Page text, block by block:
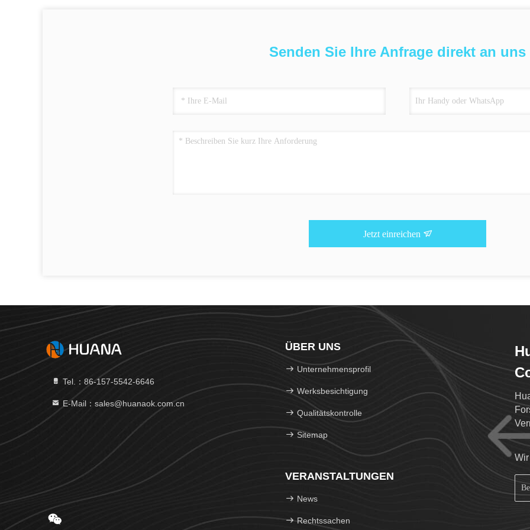
Senden Sie Ihre Anfrage direkt an uns
Jetzt einreichen
Tel.：86-157-5542-6646
E-Mail：sales@huanaok.com.cn
ÜBER UNS
Unternehmensprofil
Werksbesichtigung
Qualitätskontrolle
Sitemap
VERANSTALTUNGEN
News
Rechtssachen